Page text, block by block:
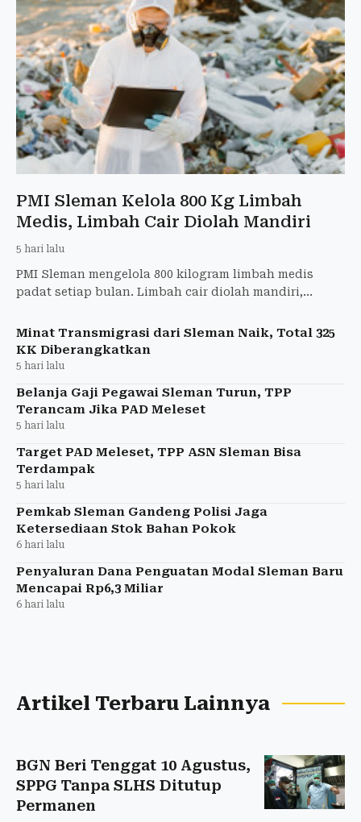
PMI Sleman Kelola 800 Kg Limbah
Medis, Limbah Cair Diolah Mandiri
5 hari lalu
PMI Sleman mengelola 800 kilogram limbah medis
padat setiap bulan. Limbah cair diolah mandiri,
Minat Transmigrasi dari Sleman Naik, Total 325
KK Diberangkatkan
5 hari lalu
Belanja Gaji Pegawai Sleman Turun, TPP
Terancam Jika PAD Meleset
5 hari lalu
Target PAD Meleset, TPP ASN Sleman Bisa
Terdampak
5 hari lalu
Pemkab Sleman Gandeng Polisi Jaga
Ketersediaan Stok Bahan Pokok
6 hari lalu
Penyaluran Dana Penguatan Modal Sleman Baru
Mencapai Rp6,3 Miliar
6 hari lalu
Artikel Terbaru Lainnya
BGN Beri Tenggat 10 Agustus,
SPPG Tanpa SLHS Ditutup
Permanen